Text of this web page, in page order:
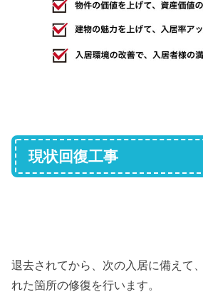
現状回復工事
退去されてから、次の入居に備えて
れた箇所の修復を行います。